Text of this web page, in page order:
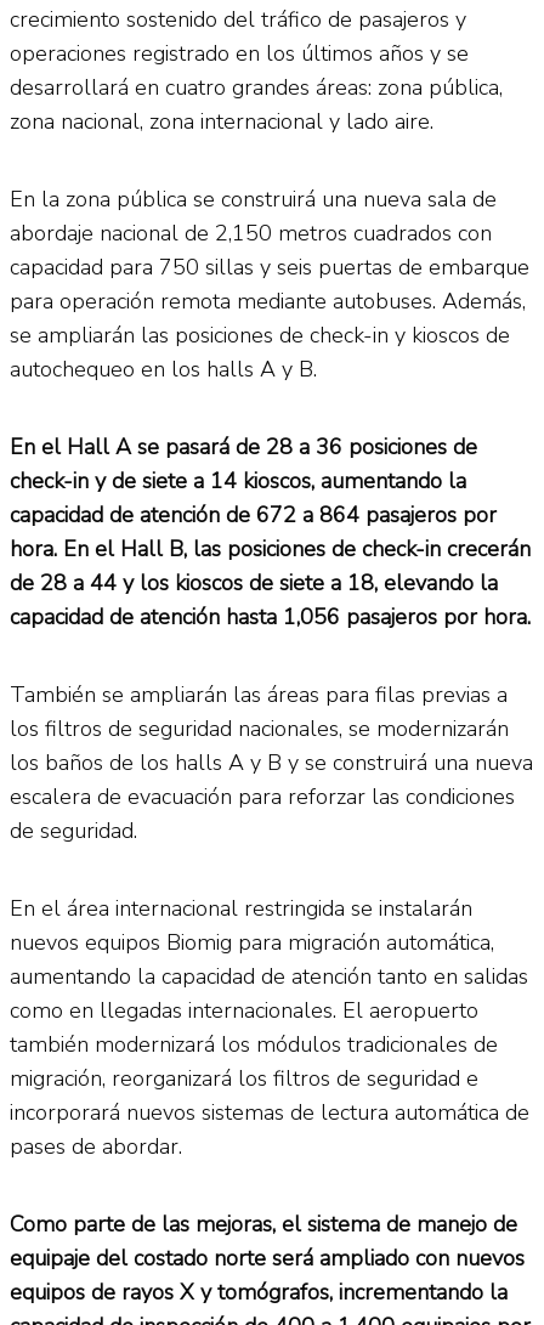
crecimiento sostenido del tráfico de pasajeros y
operaciones registrado en los últimos años y se
desarrollará en cuatro grandes áreas: zona pública,
zona nacional, zona internacional y lado aire.
En la zona pública se construirá una nueva sala de
abordaje nacional de 2,150 metros cuadrados con
capacidad para 750 sillas y seis puertas de embarque
para operación remota mediante autobuses. Además,
se ampliarán las posiciones de check-in y kioscos de
autochequeo en los halls A y B.
En el Hall A se pasará de 28 a 36 posiciones de
check-in y de siete a 14 kioscos, aumentando la
capacidad de atención de 672 a 864 pasajeros por
hora. En el Hall B, las posiciones de check-in crecerán
de 28 a 44 y los kioscos de siete a 18, elevando la
capacidad de atención hasta 1,056 pasajeros por hora.
También se ampliarán las áreas para filas previas a
los filtros de seguridad nacionales, se modernizarán
los baños de los halls A y B y se construirá una nueva
escalera de evacuación para reforzar las condiciones
de seguridad.
En el área internacional restringida se instalarán
nuevos equipos Biomig para migración automática,
aumentando la capacidad de atención tanto en salidas
como en llegadas internacionales. El aeropuerto
también modernizará los módulos tradicionales de
migración, reorganizará los filtros de seguridad e
incorporará nuevos sistemas de lectura automática de
pases de abordar.
Como parte de las mejoras, el sistema de manejo de
equipaje del costado norte será ampliado con nuevos
equipos de rayos X y tomógrafos, incrementando la